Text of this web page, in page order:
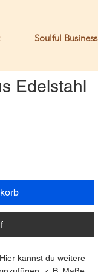
Soulful Business
Edelstahl
kannst du weitere